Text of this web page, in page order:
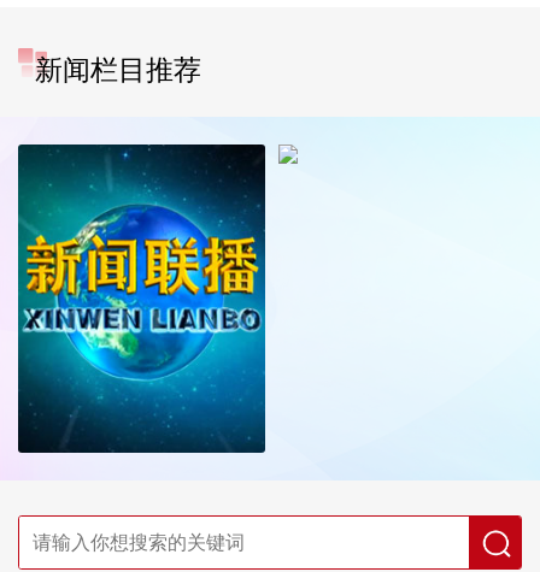
新闻栏目推荐